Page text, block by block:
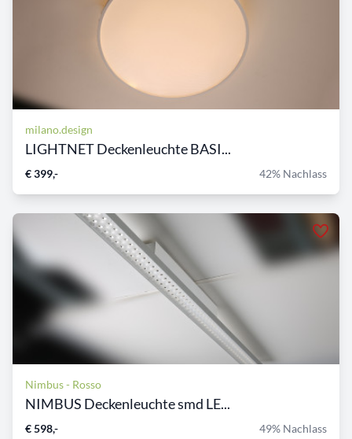
milano.design
LIGHTNET Deckenleuchte BASI...
€ 399,- 42% Nachlass
Nimbus - Rosso
NIMBUS Deckenleuchte smd LE...
€ 598,- 49% Nachlass